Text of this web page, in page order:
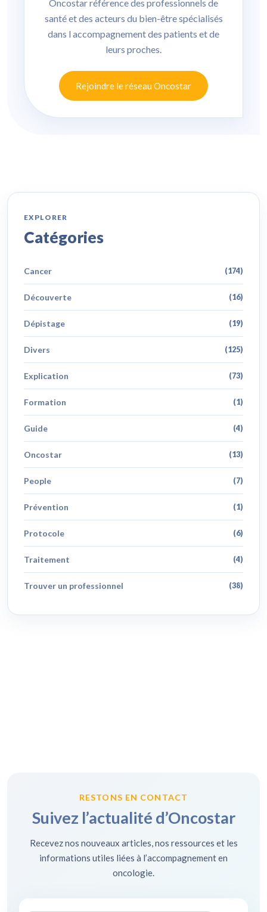
Oncostar référence des professionnels de
santé et des acteurs du bien-être spécialisés
dans l accompagnement des patients et de
leurs proches.
Rejoindre le réseau Oncostar
EXPLORER
Catégories
Cancer (174)
Découverte (16)
Dépistage (19)
Divers (125)
Explication (73)
Formation (1)
Guide (4)
Oncostar (13)
People (7)
Prévention (1)
Protocole (6)
Traitement (4)
Trouver un professionnel (38)
RESTONS EN CONTACT
Suivez l’actualité d’Oncostar
Recevez nos nouveaux articles, nos ressources et les
informations utiles liées à l’accompagnement en
oncologie.